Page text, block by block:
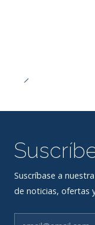
Suscríbase a
de noticias, ofertas